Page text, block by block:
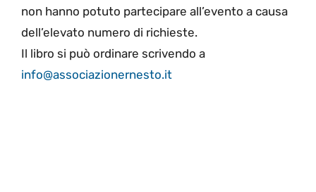
non hanno potuto partecipare all’evento a causa
dell’elevato numero di richieste.
Il libro si può ordinare scrivendo a
info@associazionernesto.it